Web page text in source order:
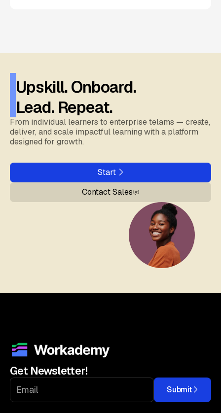
Upskill. Onboard.
Lead. Repeat.
From individual learners to enterprise telams — create,
deliver, and scale impactful learning with a platform
designed for growth.
Start
Contact Sales
Get Newsletter!
Submit